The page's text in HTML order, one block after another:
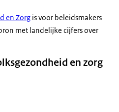
en Zorg is voor beleidsmakers
met landelijke cijfers over
en zorg